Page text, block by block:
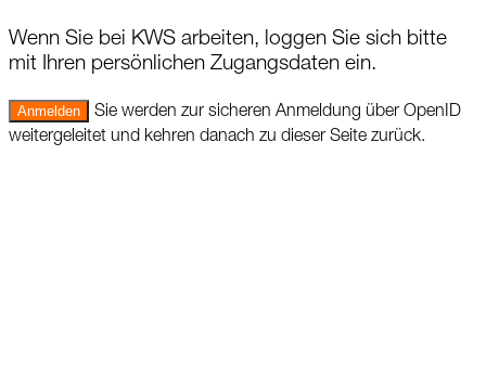
Wenn Sie bei KWS arbeiten, loggen Sie sich bitte
mit Ihren persönlichen Zugangsdaten ein.
Anmelden
Sie werden zur sicheren Anmeldung über OpenID
weitergeleitet und kehren danach zu dieser Seite zurück.